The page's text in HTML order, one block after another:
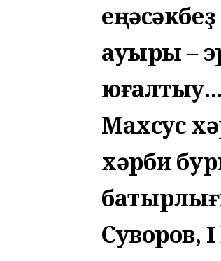
ауыры –
Махсус
хәрби
Суворов,